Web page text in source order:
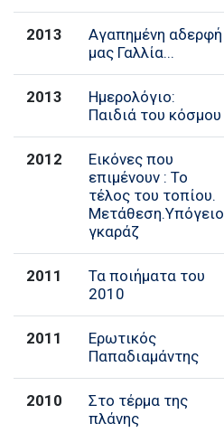
2013
Αγαπημένη αδερφή
μας Γαλλία...
2013
Ημερολόγιο:
Παιδιά του κόσμου
2012
Εικόνες που
επιμένουν : Το
τέλος του τοπίου.
Μετάθεση.Υπόγειο
γκαράζ
2011
Τα ποιήματα του
2010
2011
Ερωτικός
Παπαδιαμάντης
2010
Στο τέρμα της
πλάνης